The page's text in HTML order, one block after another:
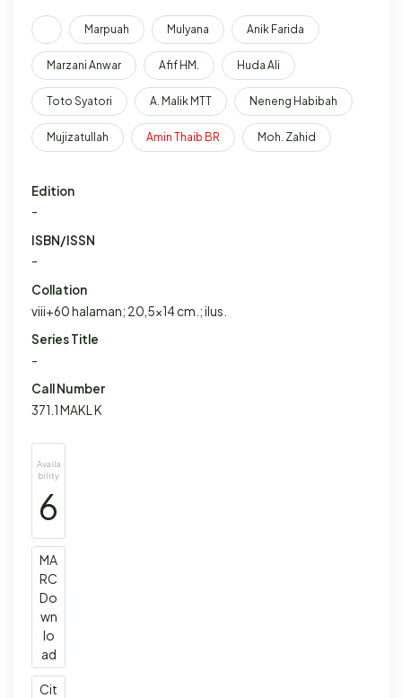
Marpuah Mulyana Anik Farida
Marzani Anwar Afif HM. Huda Ali
Toto Syatori A. Malik MTT Neneng Habibah
Mujizatullah Amin Thaib BR Moh. Zahid
Edition
-
ISBN/ISSN
-
Collation
viii+60 halaman; 20,5x14 cm.; ilus.
Series Title
-
Call Number
371.1 MAKL K
Availa
bility
6
MA
RC
Do
wn
lo
ad
Cit